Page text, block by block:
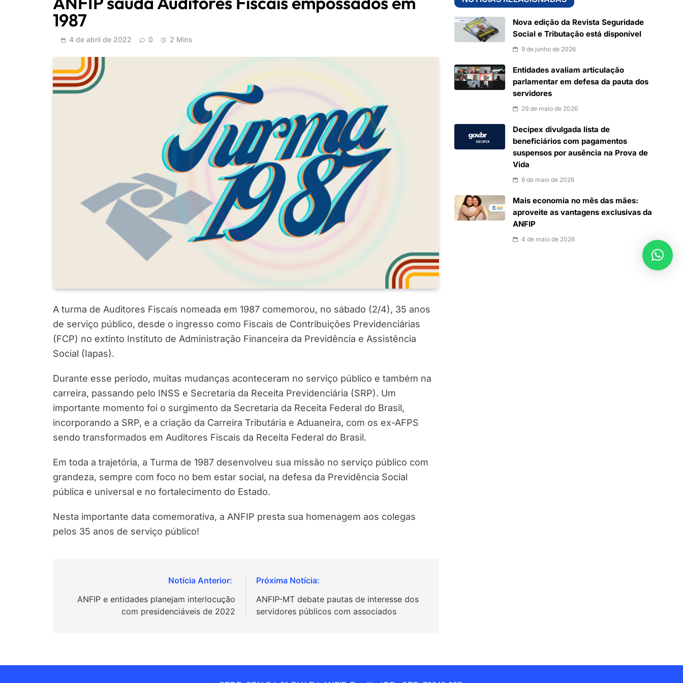
1987
4 de abril de 2022 0 2 Mins
A turma de Auditores Fiscais nomeada em 1987 comemorou, no sábado (2/4), 35 anos
de serviço público, desde o ingresso como Fiscais de Contribuições Previdenciárias
(FCP) no extinto Instituto de Administração Financeira da Previdência e Assistência
Social (Iapas).
Durante esse período, muitas mudanças aconteceram no serviço público e também na
carreira, passando pelo INSS e Secretaria da Receita Previdenciária (SRP). Um
importante momento foi o surgimento da Secretaria da Receita Federal do Brasil,
incorporando a SRP, e a criação da Carreira Tributária e Aduaneira, com os ex-AFPS
sendo transformados em Auditores Fiscais da Receita Federal do Brasil.
Em toda a trajetória, a Turma de 1987 desenvolveu sua missão no serviço público com
grandeza, sempre com foco no bem estar social, na defesa da Previdência Social
pública e universal e no fortalecimento do Estado.
Nesta importante data comemorativa, a ANFIP presta sua homenagem aos colegas
pelos 35 anos de serviço público!
ANFIP e entidades planejam interlocução
com presidenciáveis de 2022
ANFIP-MT debate pautas de interesse dos
servidores públicos com associados
Nova edição da Revista Seguridade
Social e Tributação está disponível
9 de junho de 2026
Entidades avaliam articulação
parlamentar em defesa da pauta dos
servidores
29 de maio de 2026
Decipex divulgada lista de
beneficiários com pagamentos
suspensos por ausência na Prova de
Vida
8 de maio de 2026
Mais economia no mês das mães:
aproveite as vantagens exclusivas da
ANFIP
4 de maio de 2026